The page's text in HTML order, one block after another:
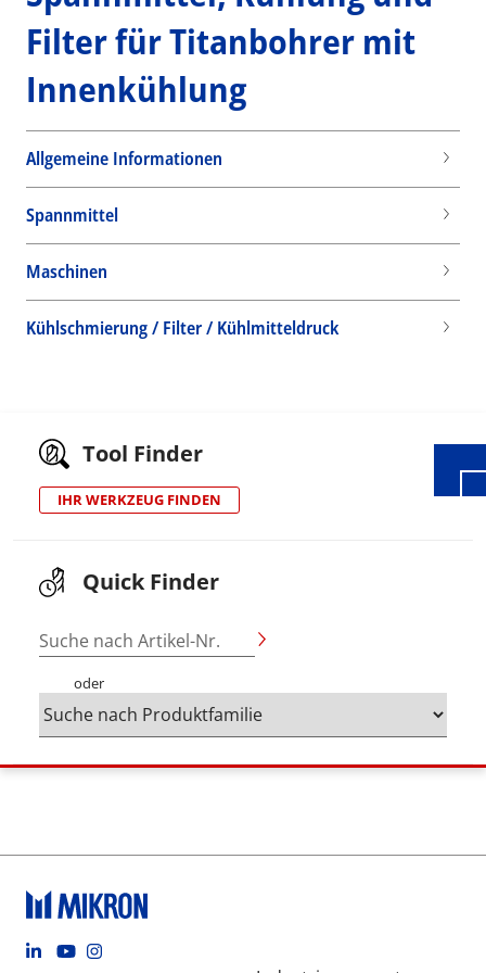
Filter für Titanbohrer mit
Innenkühlung
Allgemeine Informationen
Spannmittel
Maschinen
Kühlschmierung / Filter / Kühlmitteldruck
Tool Finder
IHR WERKZEUG FINDEN
Quick Finder
Suche nach Artikel-Nr.
oder
Footer social